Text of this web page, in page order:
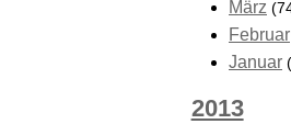
März
Februar
Januar
2013